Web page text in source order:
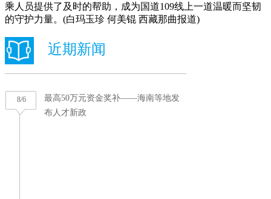
乘人员提供了及时的帮助，成为国道109线上一道温暖而坚韧
的守护力量。(白玛玉珍 何美锟 西藏那曲报道)